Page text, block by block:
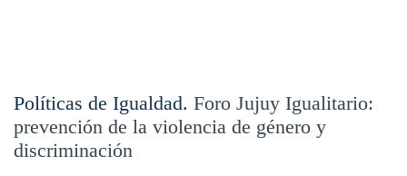
Políticas de Igualdad. Foro Jujuy Igualitario:
prevención de la violencia de género y
discriminación